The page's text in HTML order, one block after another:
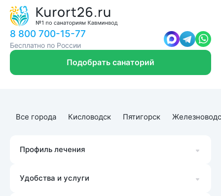
8 800 700-15-77
Бесплатно по России
Подобрать санаторий
Все города Кисловодск Пятигорск
Профиль лечения
Удобства и услуги